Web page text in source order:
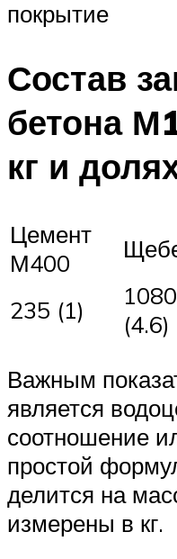
покрытие
Состав
бетона
кг и
Цемент
М400
235 (1)
1080
(4.6)
Важным
является
соотношение
простой
делится на
измерены в кг.